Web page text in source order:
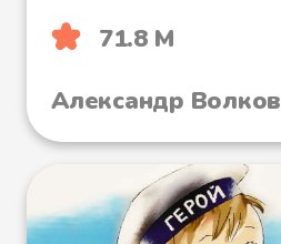
71.8 М
Александр Волков